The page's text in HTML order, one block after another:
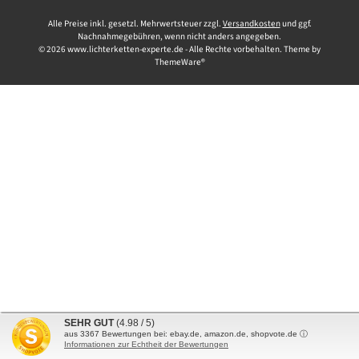
Alle Preise inkl. gesetzl. Mehrwertsteuer zzgl. Versandkostenund ggf.
Nachnahmegebühren, wenn nicht anders angegeben.
© 2026 www.lichterketten-experte.de - Alle Rechte vorbehalten. Theme by
ThemeWare®
SEHR GUT (4.98 / 5)
aus 3367 Bewertungen bei: ebay.de, amazon.de, shopvote.de ⓘ
Informationen zur Echtheit der Bewertungen